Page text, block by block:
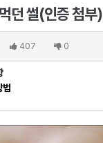
던 썰(인증 첨부)
407 0